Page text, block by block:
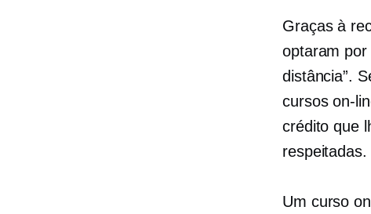
Graças à
optaram por
distância”.
cursos on-
crédito que
respeitadas.
Um curso